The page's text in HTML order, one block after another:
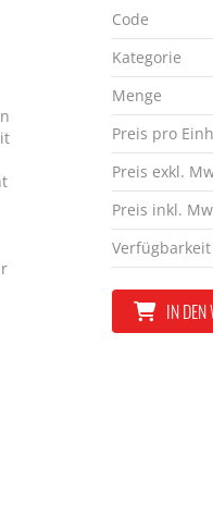
Code
Kategorie
Menge
Preis pro
Preis exkl.
Preis inkl.
Verfügbarkeit
IN DEN